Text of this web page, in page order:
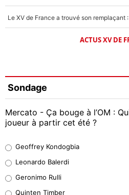
ACTUS XV DE
Sondage
Mercato - Ça bouge à l’OM :
joueur à partir cet été ?
38%
32%
Geoffrey Kondogbia
Leonardo Balerdi
Geronimo Rulli
Quinten Timber